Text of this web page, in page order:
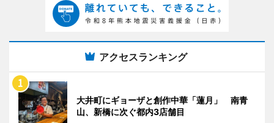
アクセスランキング
大井町にギョーザと創作中華「蓮月」 南青
山、新橋に次ぐ都内3店舗目